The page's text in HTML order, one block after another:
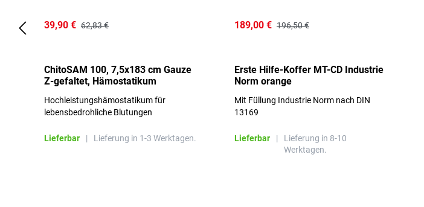
39,90 € 62,83 €
ChitoSAM 100, 7,5x183 cm Gauze
Z-gefaltet, Hämostatikum
Hochleistungshämostatikum für
lebensbedrohliche Blutungen
Lieferbar | Lieferung in 1-3 Werktagen.
189,00 € 196,50 €
Erste Hilfe-Koffer MT-CD Industrie
Norm orange
Mit Füllung Industrie Norm nach DIN
13169
Lieferbar |
Lieferung in 8-10
Werktagen.